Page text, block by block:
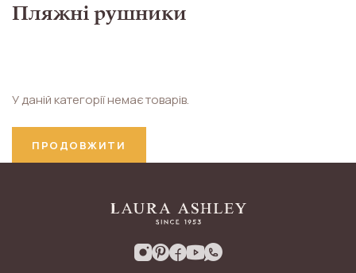
Пляжні рушники
У даній категорії немає товарів.
ПРОДОВЖИТИ